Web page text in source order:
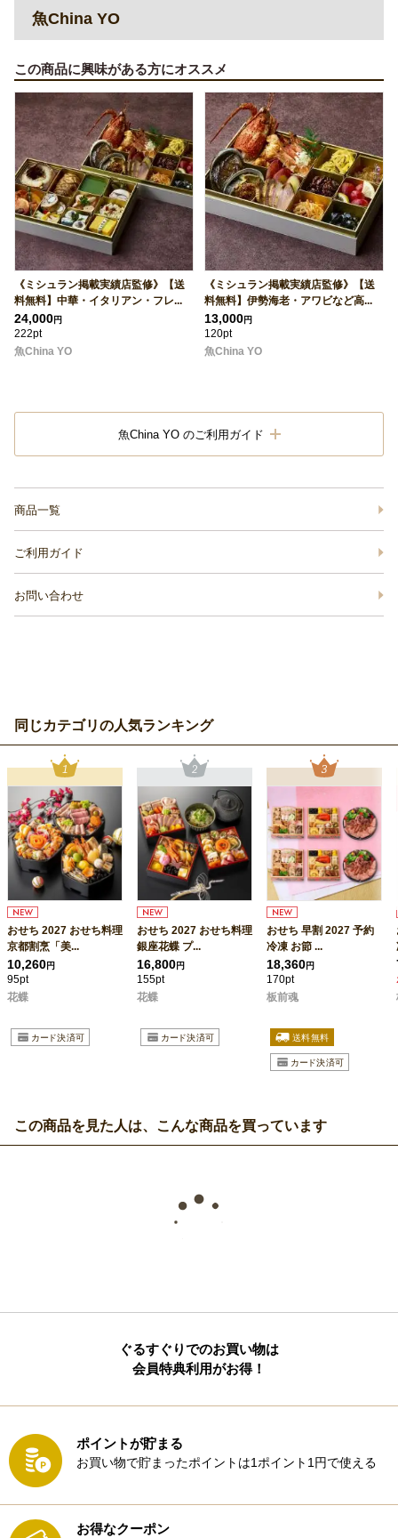
魚China YO
この商品に興味がある方にオススメ
《ミシュラン掲載実績店監修》【送
料無料】中華・イタリアン・フレ...
24,000円
222pt
魚China YO
《ミシュラン掲載実績店監修》【送
料無料】伊勢海老・アワビなど高...
13,000円
120pt
魚China YO
魚China YO のご利用ガイド
商品一覧
ご利用ガイド
お問い合わせ
同じカテゴリの人気ランキング
おせち 2027 おせち料理
京都割烹「美...
10,260円
95pt
花蝶
おせち 2027 おせち料理
銀座花蝶 プ...
16,800円
155pt
花蝶
おせち 早割 2027 予約
冷凍 お節 ...
18,360円
170pt
板前魂
この商品を見た人は、こんな商品を買っています
ぐるすぐりでのお買い物は
会員特典利用がお得！
ポイントが貯まる
お買い物で貯まったポイントは1ポイント1円で使える
お得なクーポン